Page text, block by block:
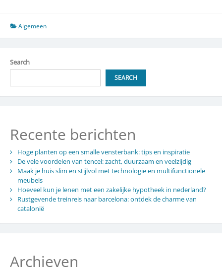
opdrachten
vinden
Algemeen
Search
SEARCH
Recente berichten
Hoge planten op een smalle vensterbank: tips en inspiratie
De vele voordelen van tencel: zacht, duurzaam en veelzijdig
Maak je huis slim en stijlvol met technologie en multifunctionele
meubels
Hoeveel kun je lenen met een zakelijke hypotheek in nederland?
Rustgevende treinreis naar barcelona: ontdek de charme van
catalonië
Archieven